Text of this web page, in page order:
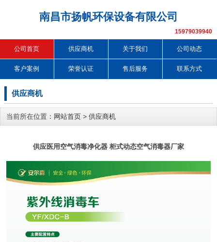
南昌市扬帆环保设备有限公司
15979039940
公司首页 供应商机 关于我们 公司动态
客户案例 荣誉认证 售后服务 联系方式
供应商机
当前所在位置： 网站首页 > 供应商机
供应医用空气消毒净化器 柜式动态空气消毒器厂家